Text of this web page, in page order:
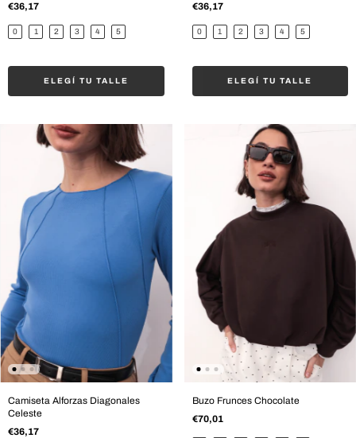
€36,17
0 1 2 3 4 5
ELEGÍ TU TALLE
€36,17
0 1 2 3 4 5
ELEGÍ TU TALLE
Camiseta Alforzas Diagonales
Celeste
€36,17
Buzo Frunces Chocolate
€70,01